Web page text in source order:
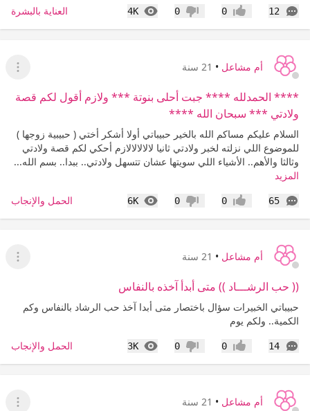
12
التعليقات إعجاب0 عدم إعجاب
0
4K
المشاهدات العناية بالبشرة
أم مشاعل • 21 سنة
عرض
**** الحمدلله **** جبت أحلى بنوتة *** ولازم أقول لكم قصة
ولادتي *** سبحان الله ****
السلام عليكم مساكم الله بالخير حبيباتي أولا أشكر أختي ( حبيبية زوجها )
للموضوع اللي نزلته لخبر ولادتي ثانيا لالالالالازم أحكي لكم قصة ولادتي
وثالثا والأهم.. الأشياء اللي سويتها عشان تتسهل ولادتي.. ببدا.. بسم الله...
المزيد
65
التعليقات إعجاب0 عدم إعجاب
0
6K
المشاهدات الحمل والإنجاب
أم مشاعل • 21 سنة
عرض
(( حب الرشـــاد )) متى أبدأ آخذه بالنفاس
حبيباتي الخبيرات سؤال باختصار متى أبدا آخذ حب الرشاد بالنفاس وكم
الكمية.. ولكم يوم
14
التعليقات إعجاب0 عدم إعجاب
0
3K
المشاهدات الحمل والإنجاب
أم مشاعل • 21 سنة